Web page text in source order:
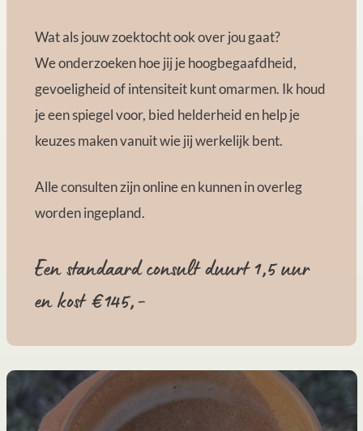
Wat als jouw zoektocht ook over jou gaat?
We onderzoeken hoe jij je hoogbegaafdheid,
gevoeligheid of intensiteit kunt omarmen. Ik houd
je een spiegel voor, bied helderheid en help je
keuzes maken vanuit wie jij werkelijk bent.
Alle consulten zijn online en kunnen in overleg
worden ingepland.
Een standaard consult duurt 1,5 uur
en kost €145,-